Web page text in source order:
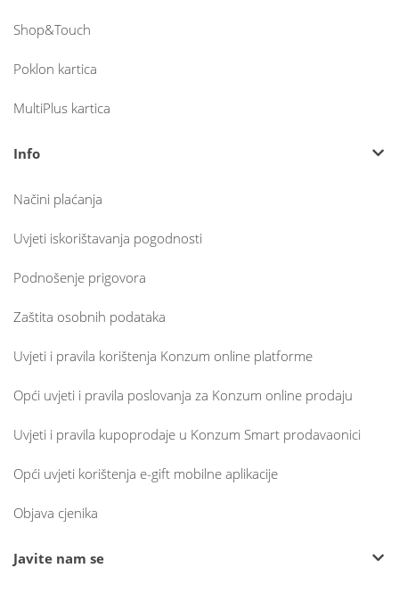
Shop&Touch
Poklon kartica
MultiPlus kartica
Info
Načini plaćanja
Uvjeti iskorištavanja pogodnosti
Podnošenje prigovora
Zaštita osobnih podataka
Uvjeti i pravila korištenja Konzum online platforme
Opći uvjeti i pravila poslovanja za Konzum online prodaju
Uvjeti i pravila kupoprodaje u Konzum Smart prodavaonici
Opći uvjeti korištenja e-gift mobilne aplikacije
Objava cjenika
Javite nam se